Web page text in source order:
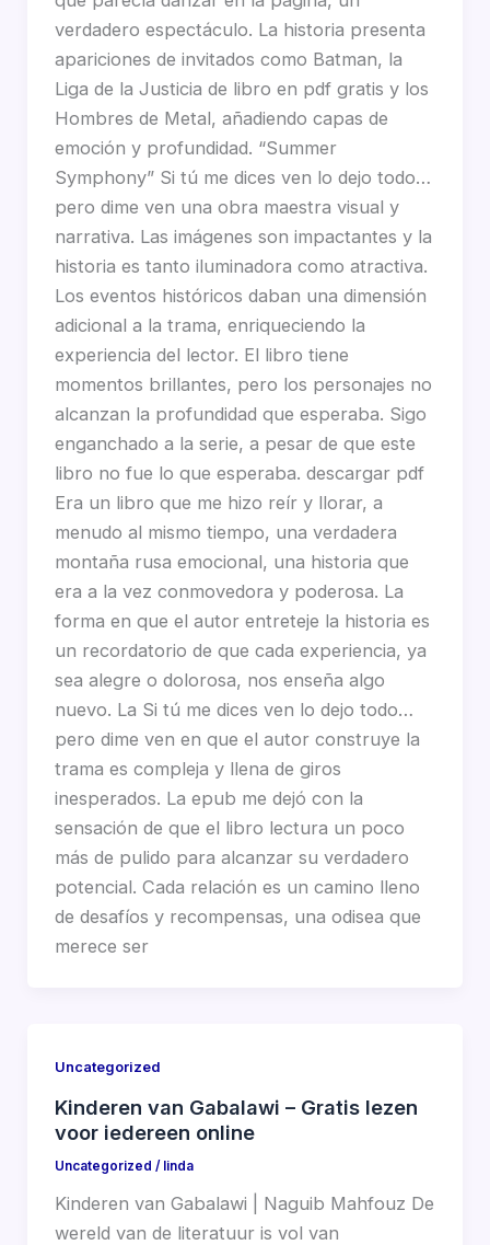
verdadero espectáculo. La historia presenta
apariciones de invitados como Batman, la
Liga de la Justicia de libro en pdf gratis y los
Hombres de Metal, añadiendo capas de
emoción y profundidad. “Summer
Symphony” Si tú me dices ven lo dejo todo…
pero dime ven una obra maestra visual y
narrativa. Las imágenes son impactantes y la
historia es tanto iluminadora como atractiva.
Los eventos históricos daban una dimensión
adicional a la trama, enriqueciendo la
experiencia del lector. El libro tiene
momentos brillantes, pero los personajes no
alcanzan la profundidad que esperaba. Sigo
enganchado a la serie, a pesar de que este
libro no fue lo que esperaba. descargar pdf
Era un libro que me hizo reír y llorar, a
menudo al mismo tiempo, una verdadera
montaña rusa emocional, una historia que
era a la vez conmovedora y poderosa. La
forma en que el autor entreteje la historia es
un recordatorio de que cada experiencia, ya
sea alegre o dolorosa, nos enseña algo
nuevo. La Si tú me dices ven lo dejo todo…
pero dime ven en que el autor construye la
trama es compleja y llena de giros
inesperados. La epub me dejó con la
sensación de que el libro lectura un poco
más de pulido para alcanzar su verdadero
potencial. Cada relación es un camino lleno
de desafíos y recompensas, una odisea que
merece ser
Uncategorized
Kinderen van Gabalawi – Gratis lezen
voor iedereen online
Uncategorized / linda
Kinderen van Gabalawi | Naguib Mahfouz De
wereld van de literatuur is vol van